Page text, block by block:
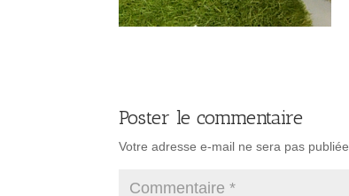
Poster le commentaire
Votre adresse e-mail ne sera pas publiée.